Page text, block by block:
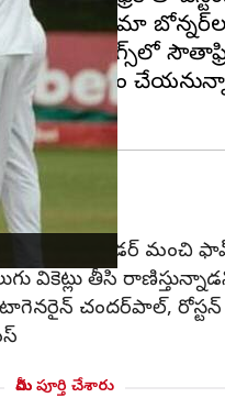
న్క్రుమా
ర్యాంకింగ్స్‌లో
అరంగేట్రం
ఈ ఆల్ రౌండర్
తీసి రాణిస్తున్నాడని
టాగెనరైన్
మీరు పూర్తి చేశారు